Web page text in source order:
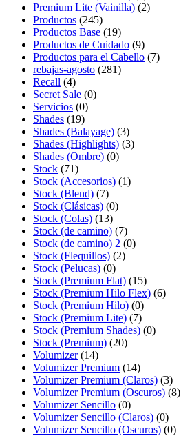
Premium Lite (Vainilla) (2)
Productos (245)
Productos Base (19)
Productos de Cuidado (9)
Productos para el Cabello (7)
rebajas-agosto (281)
Recall (4)
Secret Sale (0)
Servicios (0)
Shades (19)
Shades (Balayage) (3)
Shades (Highlights) (3)
Shades (Ombre) (0)
Stock (71)
Stock (Accesorios) (1)
Stock (Blend) (7)
Stock (Clásicas) (0)
Stock (Colas) (13)
Stock (de camino) (7)
Stock (de camino) 2 (0)
Stock (Flequillos) (2)
Stock (Pelucas) (0)
Stock (Premium Flat) (15)
Stock (Premium Hilo Flex) (6)
Stock (Premium Hilo) (0)
Stock (Premium Lite) (7)
Stock (Premium Shades) (0)
Stock (Premium) (20)
Volumizer (14)
Volumizer Premium (14)
Volumizer Premium (Claros) (3)
Volumizer Premium (Oscuros) (8)
Volumizer Sencillo (0)
Volumizer Sencillo (Claros) (0)
Volumizer Sencillo (Oscuros) (0)